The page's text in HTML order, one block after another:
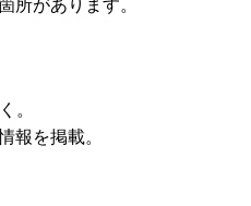
所があります。
。
報を掲載。